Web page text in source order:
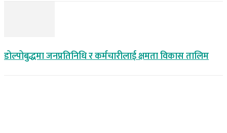
डोल्पोबुद्धमा जनप्रतिनिधि र कर्मचारीलाई क्षमता विकास तालिम